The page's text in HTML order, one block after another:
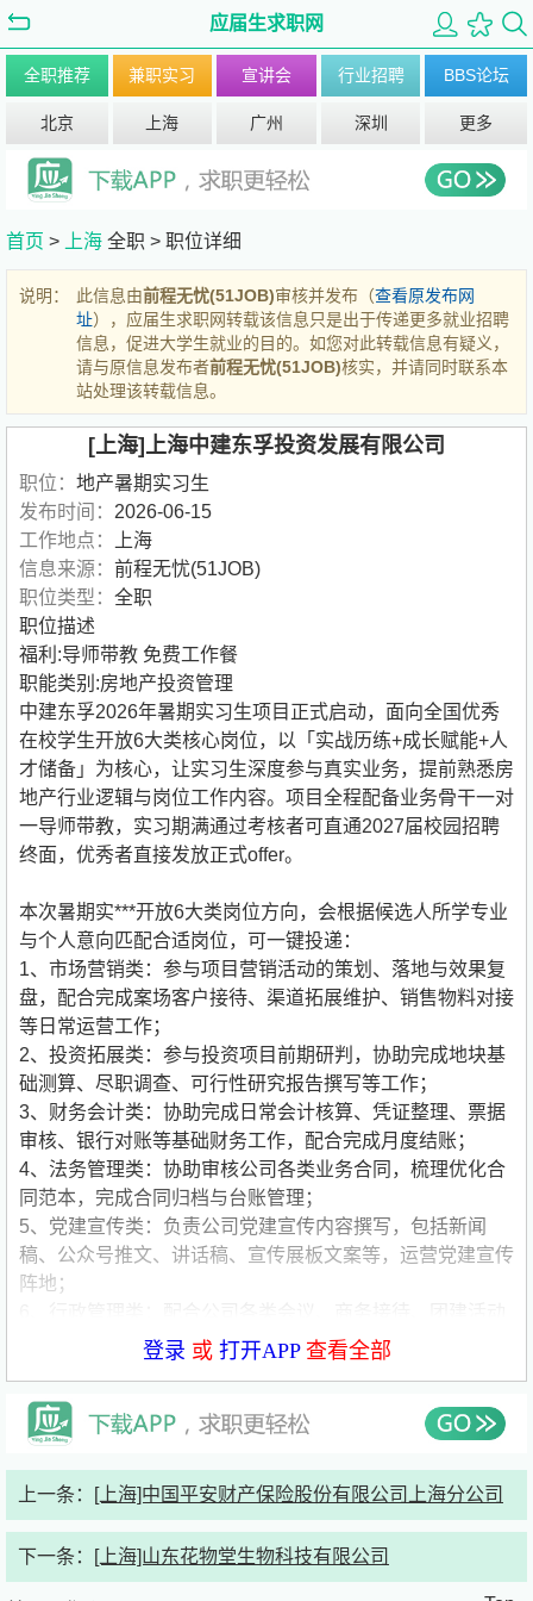
应届生求职网
全职推荐 兼职实习 宣讲会 行业招聘 BBS论坛
北京 上海 广州 深圳 更多
首页 > 上海 全职 > 职位详细
说明： 此信息由前程无忧(51JOB)审核并发布（查看原发布网
址），应届生求职网转载该信息只是出于传递更多就业招聘
信息，促进大学生就业的目的。如您对此转载信息有疑义，
请与原信息发布者前程无忧(51JOB)核实，并请同时联系本
站处理该转载信息。
[上海]上海中建东孚投资发展有限公司
职位： 地产暑期实习生
发布时间： 2026-06-15
工作地点：
上海
信息来源： 前程无忧(51JOB)
职位类型： 全职
职位描述
福利:导师带教 免费工作餐
职能类别:房地产投资管理
中建东孚2026年暑期实习生项目正式启动，面向全国优秀
在校学生开放6大类核心岗位，以「实战历练+成长赋能+人
才储备」为核心，让实习生深度参与真实业务，提前熟悉房
地产行业逻辑与岗位工作内容。项目全程配备业务骨干一对
一导师带教，实习期满通过考核者可直通2027届校园招聘
终面，优秀者直接发放正式offer。
本次暑期实***开放6大类岗位方向，会根据候选人所学专业
与个人意向匹配合适岗位，可一键投递：
1、市场营销类：参与项目营销活动的策划、落地与效果复
盘，配合完成案场客户接待、渠道拓展维护、销售物料对接
等日常运营工作；
2、投资拓展类：参与投资项目前期研判，协助完成地块基
础测算、尽职调查、可行性研究报告撰写等工作；
3、财务会计类：协助完成日常会计核算、凭证整理、票据
审核、银行对账等基础财务工作，配合完成月度结账；
4、法务管理类：协助审核公司各类业务合同，梳理优化合
同范本，完成合同归档与台账管理；
5、党建宣传类：负责公司党建宣传内容撰写，包括新闻
稿、公众号推文、讲话稿、宣传展板文案等，运营党建宣传
阵地；
的筹备与落地，负责会议纪要整理、会务物料准备、现场执
【任职要求】
学生；
3、具备良好的学习能力、逻辑思维能力与团队协作意识；
登录 或 打开APP查看全部
上一条： [上海]中国平安财产保险股份有限公司上海分公司
下一条： [上海]山东花物堂生物科技有限公司